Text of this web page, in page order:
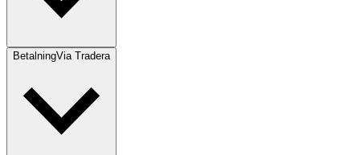
BetalningVia Tradera